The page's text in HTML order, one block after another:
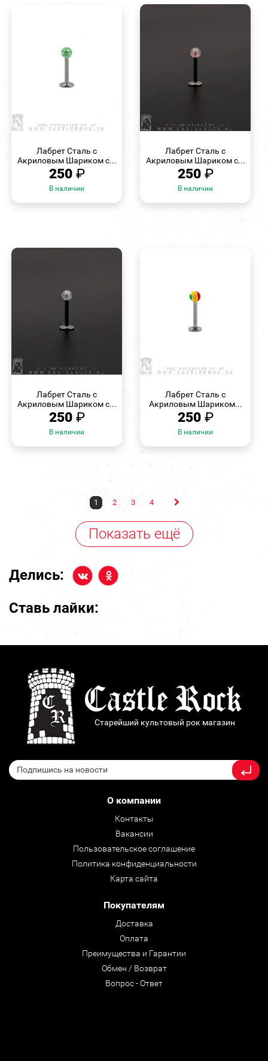
Лабрет Сталь с
Акриловым Шариком с...
250 ₽
В наличии
Лабрет Сталь с
Акриловым Шариком с...
250 ₽
В наличии
Лабрет Сталь с
Акриловым Шариком с...
250 ₽
В наличии
Лабрет Сталь с
Акриловым Шариком...
250 ₽
В наличии
1 2 3 4
Показать ещё
Делись:
Ставь лайки:
Старейший культовый рок магазин
О компании
Контакты
Вакансии
Пользовательское соглашение
Политика конфиденциальности
Карта сайта
Покупателям
Доставка
Оплата
Преимущества и Гарантии
Обмен / Возврат
Вопрос - Ответ